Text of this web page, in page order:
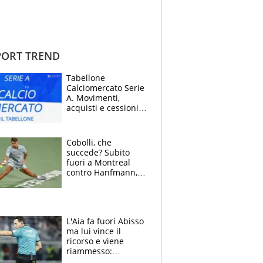
TREND
Tabellone
Calciomercato Serie
A. Movimenti,
acquisti e cessioni:
Cobolli, che
succede? Subito
fuori a Montreal
contro Hanfmann,
L'Aia fa fuori Abisso
ma lui vince il
ricorso e viene
riammesso: